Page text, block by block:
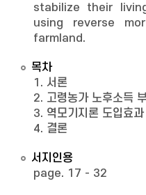
stabilize their
using reverse
farmland.
목차
1. 서론
2. 고령농가 노후소득
3. 역모기지론 도입효과
4. 결론
서지인용
page. 17 - 32